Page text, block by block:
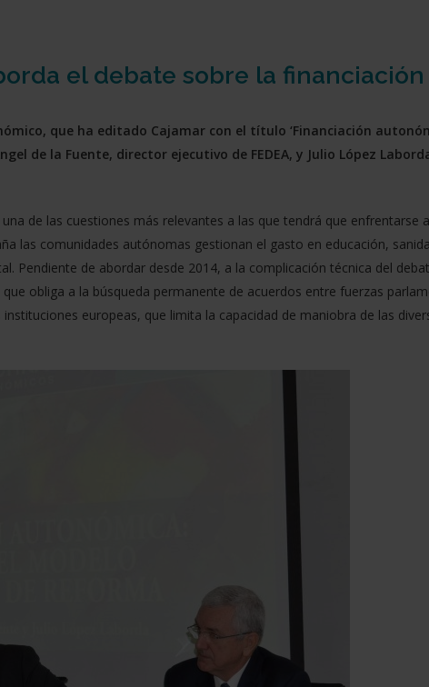
el debate sobre la
que ha editado Cajamar con el título ‘Financiación
de la Fuente, director ejecutivo de FEDEA, y Julio López
de las cuestiones más relevantes a las que tendrá que enfrentarse
las comunidades autónomas gestionan el gasto en educación,
Pendiente de abordar desde 2014, a la complicación técnica del
obliga a la búsqueda permanente de acuerdos entre fuerzas
europeas, que limita la capacidad de maniobra de las